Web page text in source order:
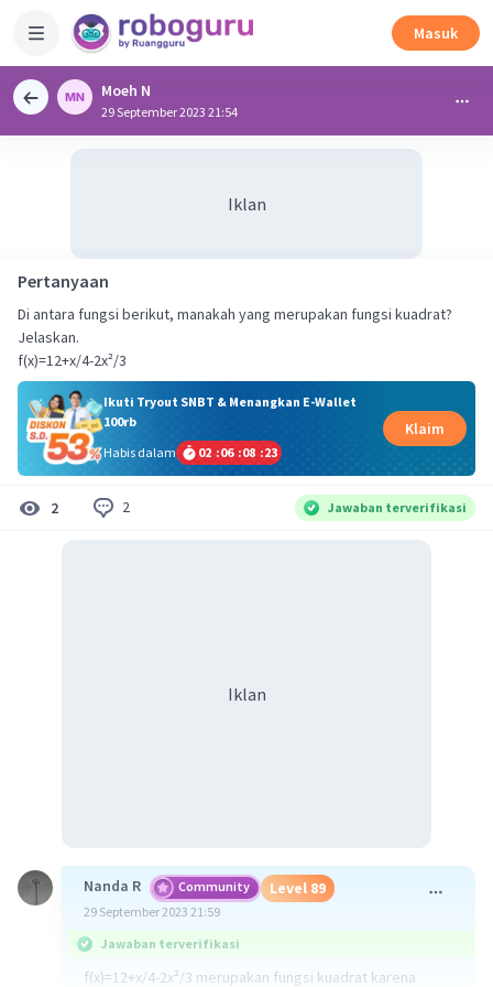
Masuk
Moeh N
29 September 2023 21:54
Iklan
Pertanyaan
Di antara fungsi berikut, manakah yang merupakan fungsi kuadrat?
Jelaskan.
f(x)=12+x/4-2x²/3
Ikuti Tryout SNBT & Menangkan E-Wallet
100rb
Habis dalam
02 :06 :08 :22
Klaim
2 2 Jawaban terverifikasi
Iklan
Nanda R Community Level 89
29 September 2023 21:59
Jawaban terverifikasi
f(x)=12+x/4-2x²/3 merupakan fungsi kuadrat karena